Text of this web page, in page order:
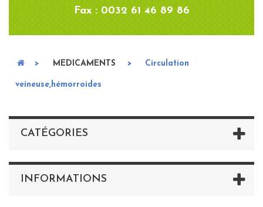
Fax : 0032 61 46 89 86
> MEDICAMENTS > Circulation
veineuse,hémorroides
CATÉGORIES
INFORMATIONS